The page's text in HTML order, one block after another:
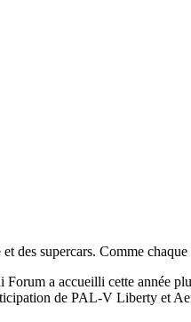
supercars. Comme
a accueilli cette année
de PAL-V Liberty et